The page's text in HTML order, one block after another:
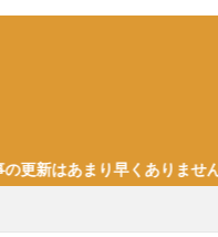
あまり早くありません。